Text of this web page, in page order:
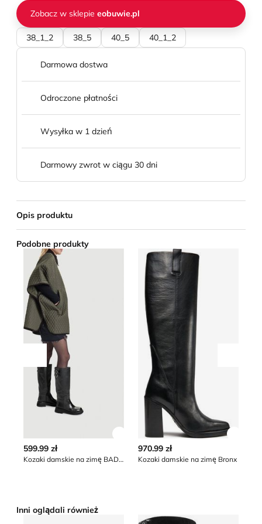
Zobacz w sklepie eobuwie.pl
38_1_2 38_5 40_5 40_1_2
Darmowa dostwa
Odroczone płatności
Wysyłka w 1 dzień
Darmowy zwrot w ciągu 30 dni
Opis produktu
Podobne produkty
Przesuń w lewo
Kozaki damskie na zimę BADURA
Zobacz szczegóły produktu
599.99 zł
Kozaki damskie na zimę BADURA
Kozaki damskie na zimę
970.99 zł
Kozaki damskie na zimę Bronx
Inni oglądali również
Kozaki damskie na zimę